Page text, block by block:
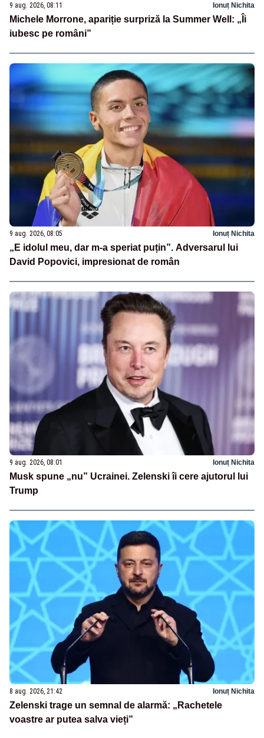
9 aug. 2026, 08:11 Ionuț Nichita
Michele Morrone, apariție surpriză la Summer Well: „Îi
iubesc pe români”
9 aug. 2026, 08:05 Ionuț Nichita
„E idolul meu, dar m-a speriat puțin”. Adversarul lui
David Popovici, impresionat de român
9 aug. 2026, 08:01 Ionuț Nichita
Musk spune „nu” Ucrainei. Zelenski îi cere ajutorul lui
Trump
8 aug. 2026, 21:42 Ionuț Nichita
Zelenski trage un semnal de alarmă: „Rachetele
voastre ar putea salva vieți”